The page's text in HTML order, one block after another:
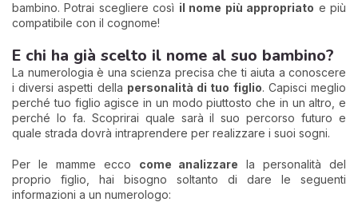
bambino. Potrai scegliere così il nome più appropriato e più
compatibile con il cognome!
E chi ha già scelto il nome al suo bambino?
La numerologia è una scienza precisa che ti aiuta a conoscere
i diversi aspetti della personalità di tuo figlio. Capisci meglio
perché tuo figlio agisce in un modo piuttosto che in un altro, e
perché lo fa. Scoprirai quale sarà il suo percorso futuro e
quale strada dovrà intraprendere per realizzare i suoi sogni.
Per le mamme ecco come analizzare la personalità del
proprio figlio, hai bisogno soltanto di dare le seguenti
informazioni a un numerologo: